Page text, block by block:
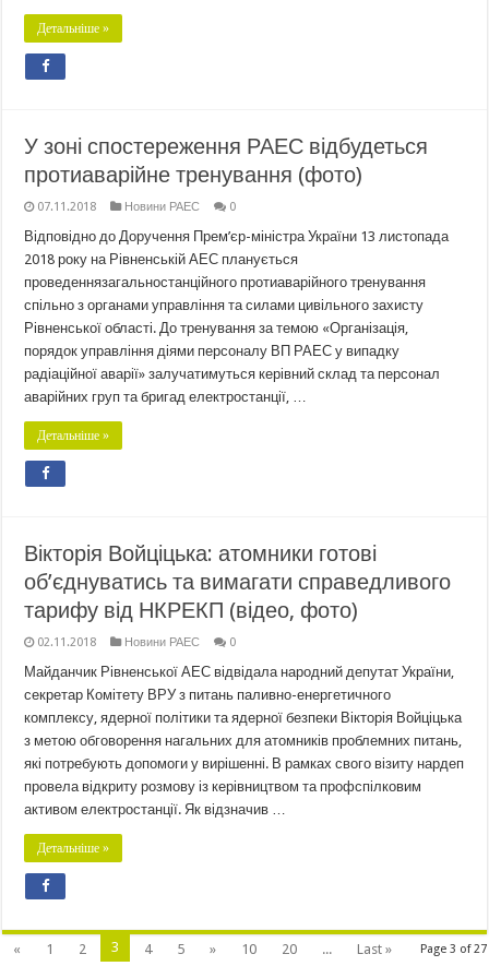
Детальніше »
У зоні спостереження РАЕС відбудеться
протиаварійне тренування (фото)
07.11.2018 Новини РАЕС 0
Відповідно до Доручення Прем’єр-міністра України 13 листопада
2018 року на Рівненській АЕС планується
проведеннязагальностанційного протиаварійного тренування
спільно з органами управління та силами цивільного захисту
Рівненської області. До тренування за темою «Організація,
порядок управління діями персоналу ВП РАЕС у випадку
радіаційної аварії» залучатимуться керівний склад та персонал
аварійних груп та бригад електростанції, …
Детальніше »
Вікторія Войціцька: атомники готові
об’єднуватись та вимагати справедливого
тарифу від НКРЕКП (відео, фото)
02.11.2018 Новини РАЕС 0
Майданчик Рівненської АЕС відвідала народний депутат України,
секретар Комітету ВРУ з питань паливно-енергетичного
комплексу, ядерної політики та ядерної безпеки Вікторія Войціцька
з метою обговорення нагальних для атомників проблемних питань,
які потребують допомоги у вирішенні. В рамках свого візиту нардеп
провела відкриту розмову із керівництвом та профспілковим
активом електростанції. Як відзначив …
Детальніше »
Page 3 of 27
« 1 2 3 4 5 » 10 20 ... Last »